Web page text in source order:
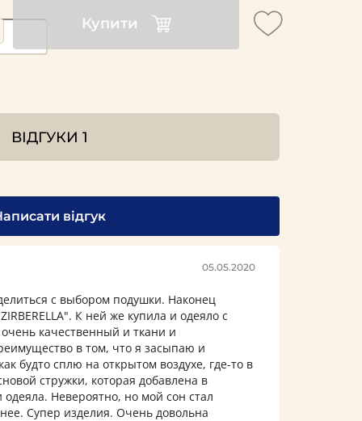
Купити
ВІДГУКИ1
відгук
05.05.2020
с выбором подушки. Наконец
К ней же купила и одеяло с
качественный и ткани и
в том, что я засыпаю и
будто сплю на открытом воздухе, где-то в
стружки, которая добавлена в
Невероятно, но мой сон стал
Супер изделия. Очень довольна